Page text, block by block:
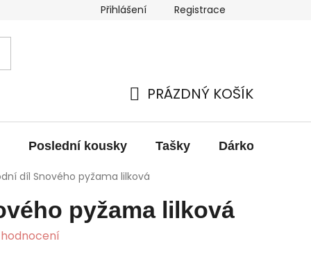
Výměna, vrácení a reklamace zboží
Přihlášení Registrace
KOŠÍK
PRÁZDNÝ KOŠÍK
Poslední kousky Tašky Dárkové
díl Snového pyžama lilková
pyžama lilková